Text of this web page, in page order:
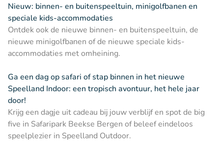
Nieuw: binnen- en buitenspeeltuin, minigolfbanen en
speciale kids-accommodaties
Ontdek ook de nieuwe binnen- en buitenspeeltuin, de
nieuwe minigolfbanen of de nieuwe speciale kids-
accommodaties met omheining.
Ga een dag op safari of stap binnen in het nieuwe
Speelland Indoor: een tropisch avontuur, het hele jaar
door!
Krijg een dagje uit cadeau bij jouw verblijf en spot de big
five in Safaripark Beekse Bergen of beleef eindeloos
speelplezier in Speelland Outdoor.